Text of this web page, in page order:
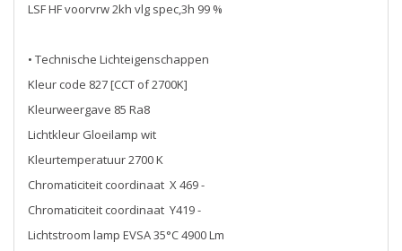
LSF HF voorvrw 2kh vlg spec,3h 99 %
• Technische Lichteigenschappen
Kleur code 827 [CCT of 2700K]
Kleurweergave 85 Ra8
Lichtkleur Gloeilamp wit
Kleurtemperatuur 2700 K
Chromaticiteit coordinaat X 469 -
Chromaticiteit coordinaat Y419 -
Lichtstroom lamp EVSA 35°C 4900 Lm